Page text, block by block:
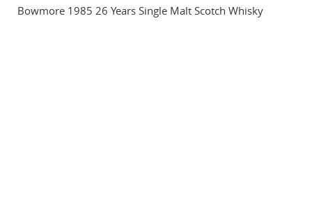
Bowmore 1985 26 Years Single Malt Scotch Whisky